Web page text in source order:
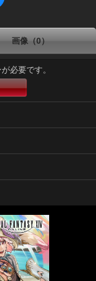
画像（0）
必要です。